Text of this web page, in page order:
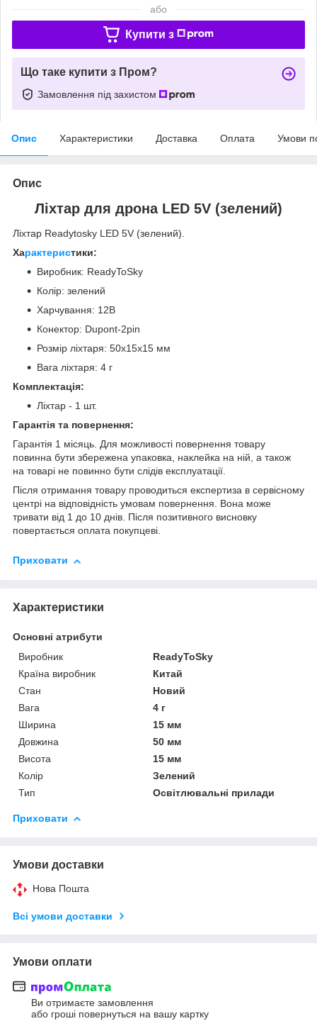
або
Купити з
Що таке купити з Пром?
Замовлення під захистом
Опис Характеристики Доставка Оплата Умови
Опис
Ліхтар для дрона LED 5V (зелений)
Ліхтар Readytosky LED 5V (зелений).
Характеристики:
Виробник: ReadyToSky
Колір: зелений
Харчування: 12В
Конектор: Dupont-2pin
Розмір ліхтаря: 50х15х15 мм
Вага ліхтаря: 4 г
Комплектація:
Ліхтар - 1 шт.
Гарантія та повернення:
Гарантія 1 місяць. Для можливості повернення товару
повинна бути збережена упаковка, наклейка на ній, а також
на товарі не повинно бути слідів експлуатації.
Після отримання товару проводиться експертиза в сервісному
центрі на відповідність умовам повернення. Вона може
тривати від 1 до 10 днів. Після позитивного висновку
повертається оплата покупцеві.
Приховати
Характеристики
Основні атрибути
Виробник
ReadyToSky
Країна виробник
Китай
Стан
Новий
Вага
4 г
Ширина
15 мм
Довжина
50 мм
Висота
15 мм
Колір
Зелений
Тип
Освітлювальні прилади
Приховати
Умови доставки
Нова Пошта
Всі умови доставки
Умови оплати
Ви отримаєте замовлення
або гроші повернуться на вашу картку